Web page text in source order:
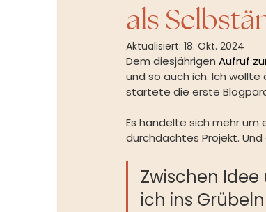
als
Aktualisiert: 18. Okt. 2024
Dem diesjährigen Aufruf
und so auch ich. Ich
startete die erste
Es handelte sich mehr
durchdachtes Projekt.
Zwischen
ich ins